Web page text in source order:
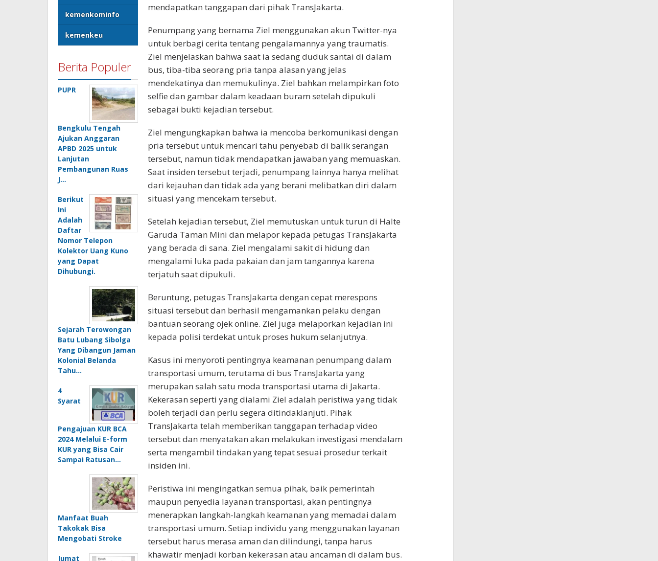
kemenkominfo
kemenkeu
Berita Populer
PUPR
Bengkulu Tengah
Ajukan Anggaran
APBD 2025 untuk
Lanjutan
Pembangunan Ruas
J…
Berikut
Ini
Adalah
Daftar
Nomor Telepon
Kolektor Uang Kuno
yang Dapat
Dihubungi.
Sejarah Terowongan
Batu Lubang Sibolga
Yang Dibangun Jaman
Kolonial Belanda
Tahu…
4
Syarat
Pengajuan KUR BCA
2024 Melalui E-form
KUR yang Bisa Cair
Sampai Ratusan…
Manfaat Buah
Takokak Bisa
Mengobati Stroke
Jumat
mendapatkan tanggapan dari pihak TransJakarta.
Penumpang yang bernama Ziel menggunakan akun Twitter-nya
untuk berbagi cerita tentang pengalamannya yang traumatis.
Ziel menjelaskan bahwa saat ia sedang duduk santai di dalam
bus, tiba-tiba seorang pria tanpa alasan yang jelas
mendekatinya dan memukulinya. Ziel bahkan melampirkan foto
selfie dan gambar dalam keadaan buram setelah dipukuli
sebagai bukti kejadian tersebut.
Ziel mengungkapkan bahwa ia mencoba berkomunikasi dengan
pria tersebut untuk mencari tahu penyebab di balik serangan
tersebut, namun tidak mendapatkan jawaban yang memuaskan.
Saat insiden tersebut terjadi, penumpang lainnya hanya melihat
dari kejauhan dan tidak ada yang berani melibatkan diri dalam
situasi yang mencekam tersebut.
Setelah kejadian tersebut, Ziel memutuskan untuk turun di Halte
Garuda Taman Mini dan melapor kepada petugas TransJakarta
yang berada di sana. Ziel mengalami sakit di hidung dan
mengalami luka pada pakaian dan jam tangannya karena
terjatuh saat dipukuli.
Beruntung, petugas TransJakarta dengan cepat merespons
situasi tersebut dan berhasil mengamankan pelaku dengan
bantuan seorang ojek online. Ziel juga melaporkan kejadian ini
kepada polisi terdekat untuk proses hukum selanjutnya.
Kasus ini menyoroti pentingnya keamanan penumpang dalam
transportasi umum, terutama di bus TransJakarta yang
merupakan salah satu moda transportasi utama di Jakarta.
Kekerasan seperti yang dialami Ziel adalah peristiwa yang tidak
boleh terjadi dan perlu segera ditindaklanjuti. Pihak
TransJakarta telah memberikan tanggapan terhadap video
tersebut dan menyatakan akan melakukan investigasi mendalam
serta mengambil tindakan yang tepat sesuai prosedur terkait
insiden ini.
Peristiwa ini mengingatkan semua pihak, baik pemerintah
maupun penyedia layanan transportasi, akan pentingnya
menerapkan langkah-langkah keamanan yang memadai dalam
transportasi umum. Setiap individu yang menggunakan layanan
tersebut harus merasa aman dan dilindungi, tanpa harus
khawatir menjadi korban kekerasan atau ancaman di dalam bus.